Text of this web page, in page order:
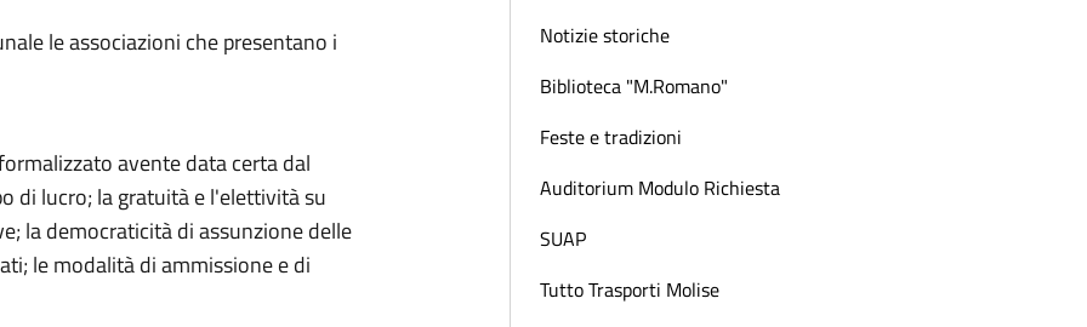
le associazioni che presentano i
avente data certa dal
di lucro; la gratuità e l'elettività su
la democraticità di assunzione delle
le modalità di ammissione e di
Notizie storiche
Biblioteca "M.Romano"
Feste e tradizioni
Auditorium Modulo Richiesta
SUAP
Tutto Trasporti Molise